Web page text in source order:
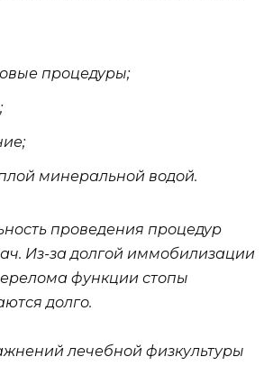
процедуры;
минеральной водой.
проведения процедур
Из-за долгой иммобилизации
функции стопы
долго.
лечебной физкультуры